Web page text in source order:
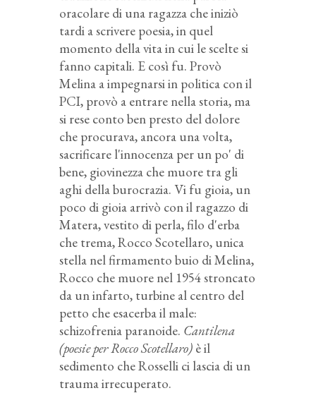
oracolare di una ragazza che iniziò
tardi a scrivere poesia, in quel
momento della vita in cui le scelte si
fanno capitali. E così fu. Provò
Melina a impegnarsi in politica con il
PCI, provò a entrare nella storia, ma
si rese conto ben presto del dolore
che procurava, ancora una volta,
sacrificare l'innocenza per un po' di
bene, giovinezza che muore tra gli
aghi della burocrazia. Vi fu gioia, un
poco di gioia arrivò con il ragazzo di
Matera, vestito di perla, filo d'erba
che trema, Rocco Scotellaro, unica
stella nel firmamento buio di Melina,
Rocco che muore nel 1954 stroncato
da un infarto, turbine al centro del
petto che esacerba il male:
schizofrenia paranoide. Cantilena
(poesie per Rocco Scotellaro) è il
sedimento che Rosselli ci lascia di un
trauma irrecuperato.